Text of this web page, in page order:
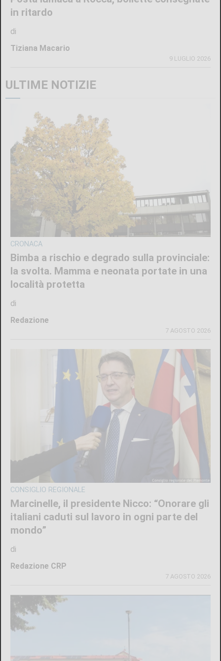
in ritardo
di
Tiziana Macario
9 LUGLIO 2026
ULTIME NOTIZIE
CRONACA
Bimba a rischio e degrado sulla provinciale:
la svolta. Mamma e neonata portate in una
località protetta
di
Redazione
7 AGOSTO 2026
CONSIGLIO REGIONALE
Marcinelle, il presidente Nicco: “Onorare gli
italiani caduti sul lavoro in ogni parte del
mondo”
di
Redazione CRP
7 AGOSTO 2026